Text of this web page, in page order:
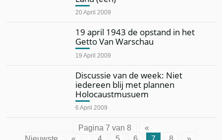
20 April 2009
19 april 1943 de opstand in het
Getto Van Warschau
19 April 2009
Discussie van de week: Niet
iedereen blij met plannen
Holocaustmusuem
6 April 2009
Pagina 7 van 8
«